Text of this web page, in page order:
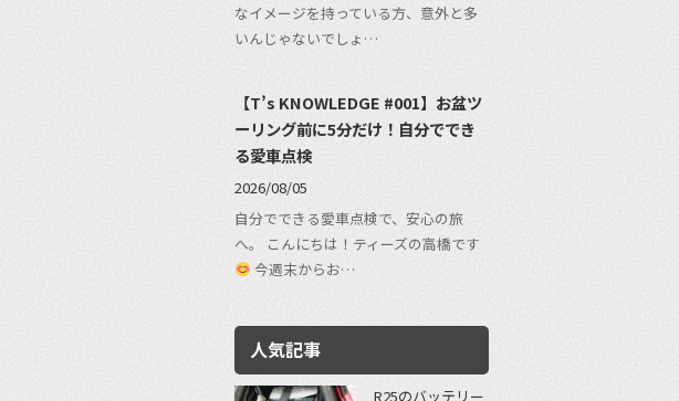
なイメージを持っている方、意外と多
いんじゃないでしょ…
【T’s KNOWLEDGE #001】お盆ツ
ーリング前に5分だけ！自分ででき
る愛車点検
2026/08/05
自分でできる愛車点検で、安心の旅
へ。 こんにちは！ティーズの高橋です
今週末からお…
人気記事
R25のバッテリー